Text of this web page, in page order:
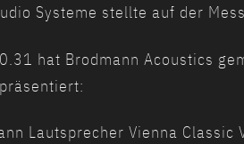
Systeme stellte auf der
hat Brodmann Acoustics
Lautsprecher Vienna Classic